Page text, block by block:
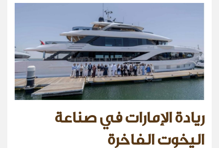
ريادة الإمارات في صناعة
اليخوت الفاخرة